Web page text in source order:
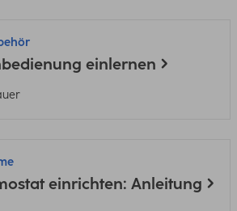
einlernen
einrichten: Anleitung